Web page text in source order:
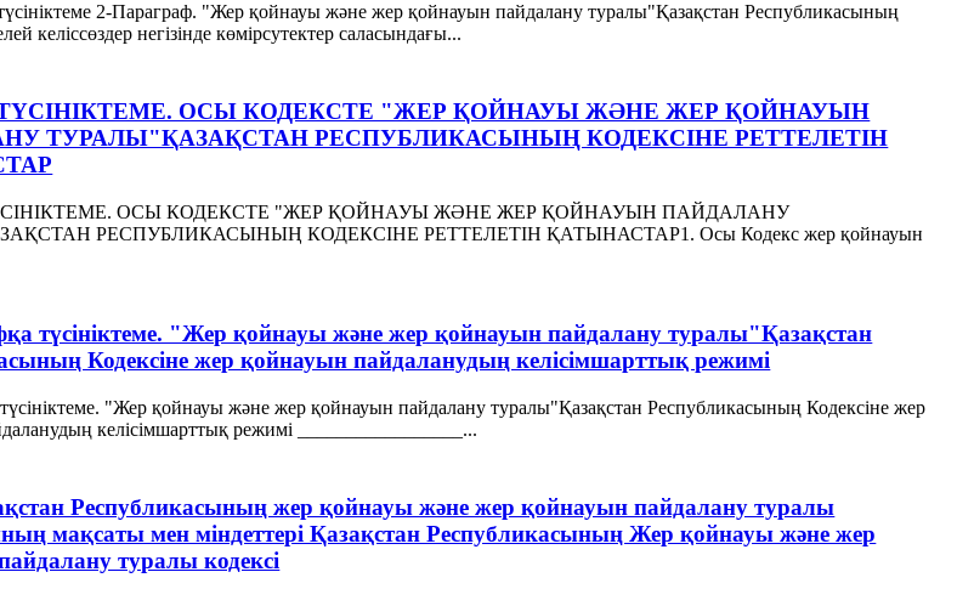
2-Параграф. "Жер қойнауы және жер қойнауын пайдалану туралы"Қазақстан Республикасының
келіссөздер негізінде көмірсутектер саласындағы...
ОСЫ КОДЕКСТЕ "ЖЕР ҚОЙНАУЫ ЖӘНЕ ЖЕР ҚОЙНАУЫН
ТУРАЛЫ"ҚАЗАҚСТАН РЕСПУБЛИКАСЫНЫҢ КОДЕКСІНЕ РЕТТЕЛЕТІН
ОСЫ КОДЕКСТЕ "ЖЕР ҚОЙНАУЫ ЖӘНЕ ЖЕР ҚОЙНАУЫН ПАЙДАЛАНУ
РЕСПУБЛИКАСЫНЫҢ КОДЕКСІНЕ РЕТТЕЛЕТІН ҚАТЫНАСТАР1. Осы Кодекс жер қойнауын
түсініктеме. "Жер қойнауы және жер қойнауын пайдалану туралы"Қазақстан
Кодексіне жер қойнауын пайдаланудың келісімшарттық режимі
"Жер қойнауы және жер қойнауын пайдалану туралы"Қазақстан Республикасының Кодексіне жер
келісімшарттық режимі _________________...
Республикасының жер қойнауы және жер қойнауын пайдалану туралы
мақсаты мен міндеттері Қазақстан Республикасының Жер қойнауы және жер
туралы кодексі